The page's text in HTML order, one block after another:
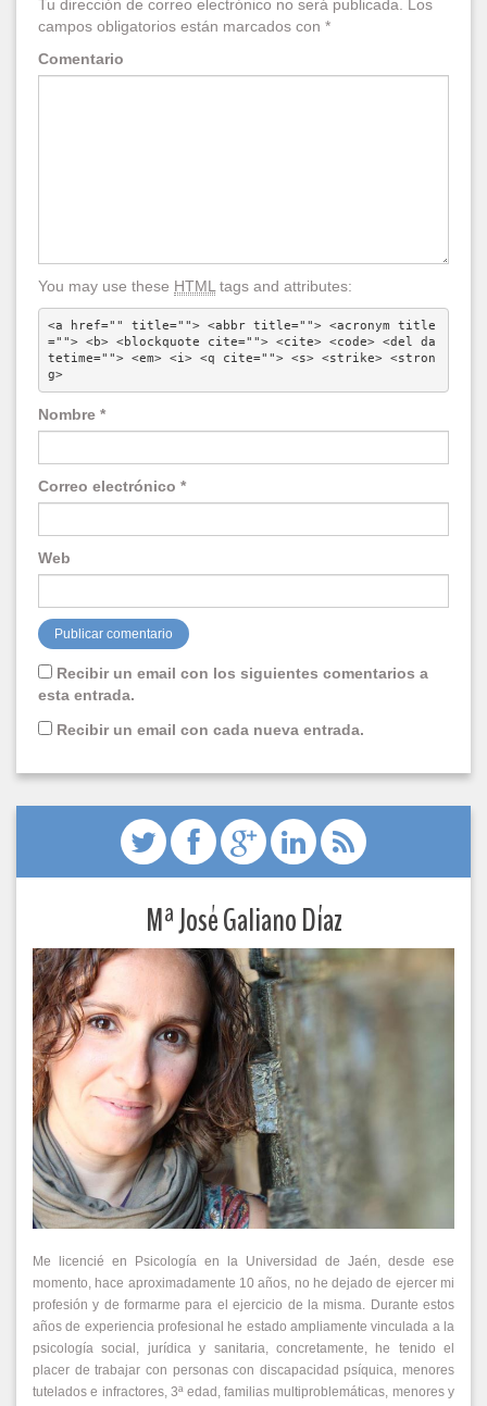
Tu dirección de correo electrónico no será publicada.
Los
campos obligatorios están marcados con *
Comentario
You may use these HTML tags and attributes:
<a href="" title=""> <abbr title=""> <acronym title
=""> <b> <blockquote cite=""> <cite> <code> <del da
tetime=""> <em> <i> <q cite=""> <s> <strike> <stron
g>
Nombre *
Correo electrónico *
Web
Recibir un email con los siguientes comentarios a
esta entrada.
Recibir un email con cada nueva entrada.
Mª José Galiano Díaz
Me licencié en Psicología en la Universidad de Jaén, desde ese
momento, hace aproximadamente 10 años, no he dejado de ejercer mi
profesión y de formarme para el ejercicio de la misma. Durante estos
años de experiencia profesional he estado ampliamente vinculada a la
psicología social, jurídica y sanitaria, concretamente, he tenido el
placer de trabajar con personas con discapacidad psíquica, menores
tutelados e infractores, 3ª edad, familias multiproblemáticas, menores y